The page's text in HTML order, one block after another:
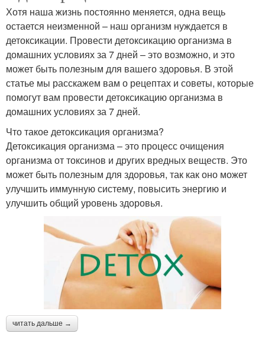
Хотя наша жизнь постоянно меняется, одна вещь
остается неизменной – наш организм нуждается в
детоксикации. Провести детоксикацию организма в
домашних условиях за 7 дней – это возможно, и это
может быть полезным для вашего здоровья. В этой
статье мы расскажем вам о рецептах и советы, которые
помогут вам провести детоксикацию организма в
домашних условиях за 7 дней.
Что такое детоксикация организма?
Детоксикация организма – это процесс очищения
организма от токсинов и других вредных веществ. Это
может быть полезным для здоровья, так как оно может
улучшить иммунную систему, повысить энергию и
улучшить общий уровень здоровья.
читать дальше →